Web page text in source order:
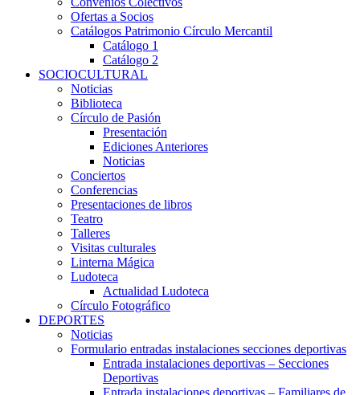
Ofertas a Socios
Catálogos Patrimonio Círculo Mercantil
Catálogo 1
Catálogo 2
SOCIOCULTURAL
Noticias
Biblioteca
Círculo de Pasión
Presentación
Ediciones Anteriores
Noticias
Conciertos
Conferencias
Presentaciones de libros
Teatro
Talleres
Visitas culturales
Linterna Mágica
Ludoteca
Actualidad Ludoteca
Círculo Fotográfico
DEPORTES
Noticias
Formulario entradas instalaciones secciones deportivas
Entrada instalaciones deportivas – Secciones
Deportivas